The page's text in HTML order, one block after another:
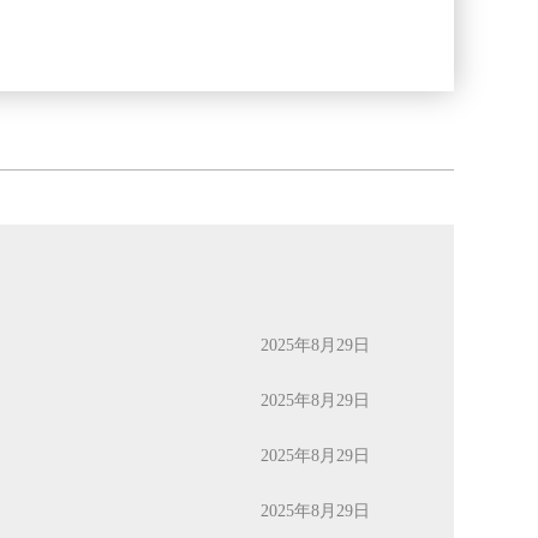
2025年8月29日
2025年8月29日
2025年8月29日
2025年8月29日